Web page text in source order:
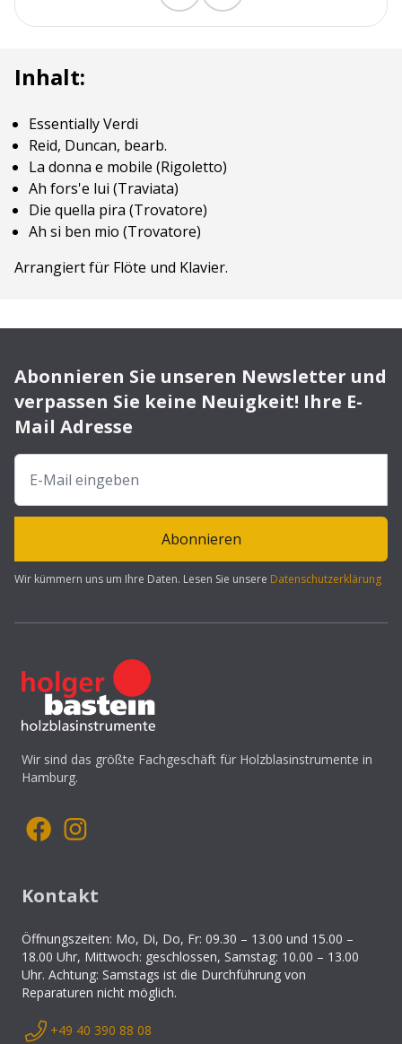
Inhalt:
Essentially Verdi
Reid, Duncan, bearb.
La donna e mobile (Rigoletto)
Ah fors'e lui (Traviata)
Die quella pira (Trovatore)
Ah si ben mio (Trovatore)
Arrangiert für Flöte und Klavier.
Abonnieren Sie unseren Newsletter und
verpassen Sie keine Neuigkeit! Ihre E-
Mail Adresse
Abonnieren
Wir kümmern uns um Ihre Daten. Lesen Sie unsere Datenschutzerklärung
Wir sind das größte Fachgeschäft für Holzblasinstrumente in
Hamburg.
Kontakt
Öffnungszeiten: Mo, Di, Do, Fr: 09.30 – 13.00 und 15.00 –
18.00 Uhr, Mittwoch: geschlossen, Samstag: 10.00 – 13.00
Uhr. Achtung: Samstags ist die Durchführung von
Reparaturen nicht möglich.
+49 40 390 88 08